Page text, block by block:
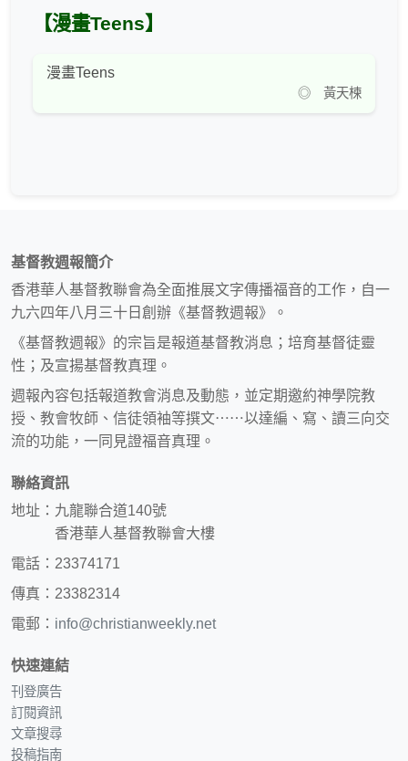
【漫畫Teens】
漫畫Teens
◎ 黃天楝
基督教週報簡介
香港華人基督教聯會為全面推展文字傳播福音的工作，自一
九六四年八月三十日創辦《基督教週報》。
《基督教週報》的宗旨是報道基督教消息；培育基督徒靈
性；及宣揚基督教真理。
週報內容包括報道教會消息及動態，並定期邀約神學院教
授、教會牧師、信徒領袖等撰文⋯⋯以達編、寫、讀三向交
流的功能，一同見證福音真理。
聯絡資訊
地址：九龍聯合道140號
香港華人基督教聯會大樓
電話：23374171
傳真：23382314
電郵： info@christianweekly.net
快速連結
刊登廣告
訂閱資訊
文章搜尋
投稿指南